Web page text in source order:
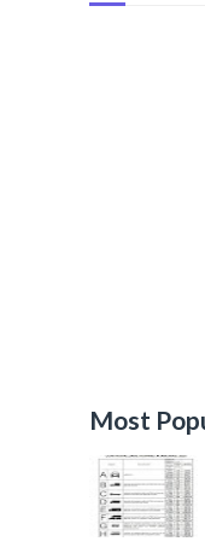
Most